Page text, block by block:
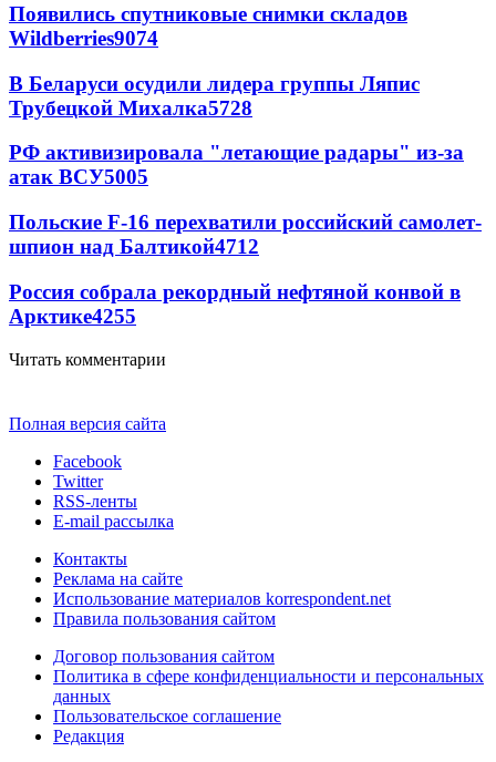
Появились спутниковые снимки складов
Wildberries9074
В Беларуси осудили лидера группы Ляпис
Трубецкой Михалка5728
РФ активизировала "летающие радары" из-за
атак ВСУ5005
Польские F-16 перехватили российский самолет-
шпион над Балтикой4712
Россия собрала рекордный нефтяной конвой в
Арктике4255
Читать комментарии
Полная версия сайта
Facebook
Twitter
RSS-ленты
E-mail рассылка
Контакты
Реклама на сайте
Использование материалов korrespondent.net
Правила пользования сайтом
Договор пользования сайтом
Политика в сфере конфиденциальности и персональных
данных
Пользовательское соглашение
Редакция